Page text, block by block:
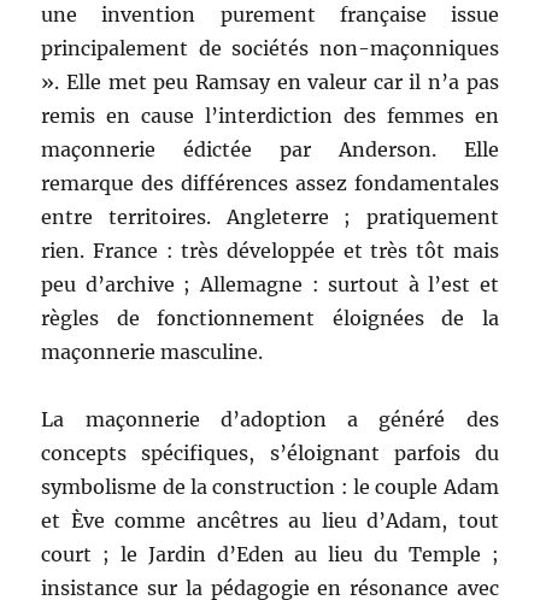
une invention purement française issue
principalement de sociétés non-maçonniques
». Elle met peu Ramsay en valeur car il n’a pas
remis en cause l’interdiction des femmes en
maçonnerie édictée par Anderson. Elle
remarque des différences assez fondamentales
entre territoires. Angleterre ; pratiquement
rien. France : très développée et très tôt mais
peu d’archive ; Allemagne : surtout à l’est et
règles de fonctionnement éloignées de la
maçonnerie masculine.
La maçonnerie d’adoption a généré des
concepts spécifiques, s’éloignant parfois du
symbolisme de la construction : le couple Adam
et Ève comme ancêtres au lieu d’Adam, tout
court ; le Jardin d’Eden au lieu du Temple ;
insistance sur la pédagogie en résonance avec